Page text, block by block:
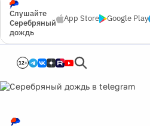
Слушайте
Серебряный
дождь
App Store Google Play
12+